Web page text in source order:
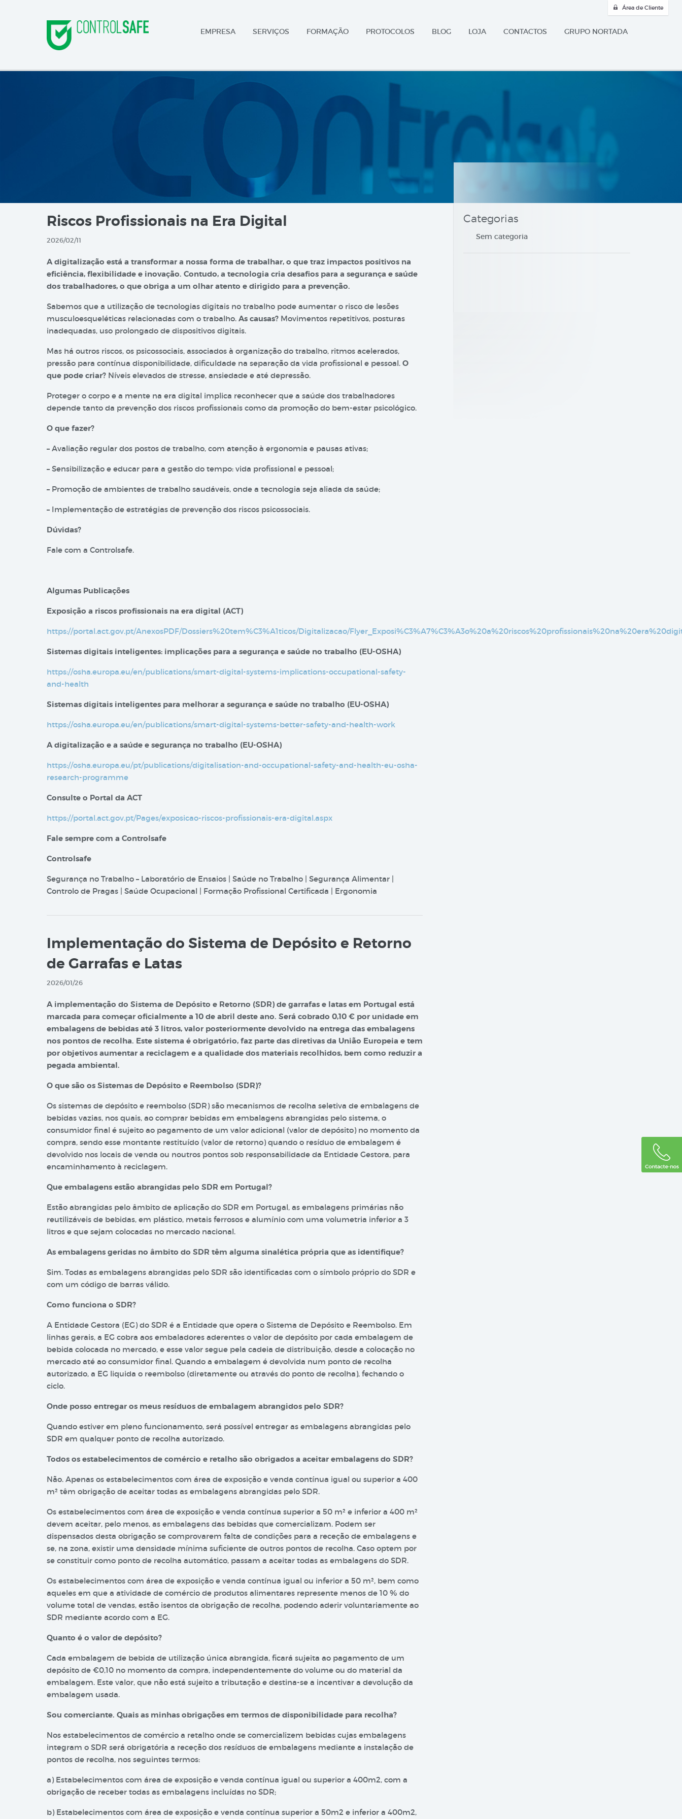
Área de Cliente
EMPRESA SERVIÇOS FORMAÇÃO PROTOCOLOS BLOG LOJA CONTACTOS GRUPO NORTADA
Riscos Profissionais na Era Digital
2026/02/11
A digitalização está a transformar a nossa forma de trabalhar, o que traz impactos positivos na
eficiência, flexibilidade e inovação. Contudo, a tecnologia cria desafios para a segurança e saúde
dos trabalhadores, o que obriga a um olhar atento e dirigido para a prevenção.
Sabemos que a utilização de tecnologias digitais no trabalho pode aumentar o risco de lesões
musculoesqueléticas relacionadas com o trabalho. As causas? Movimentos repetitivos, posturas
inadequadas, uso prolongado de dispositivos digitais.
Mas há outros riscos, os psicossociais, associados à organização do trabalho, ritmos acelerados,
pressão para contínua disponibilidade, dificuldade na separação da vida profissional e pessoal. O
que pode criar? Níveis elevados de stresse, ansiedade e até depressão.
Proteger o corpo e a mente na era digital implica reconhecer que a saúde dos trabalhadores
depende tanto da prevenção dos riscos profissionais como da promoção do bem-estar psicológico.
O que fazer?
– Avaliação regular dos postos de trabalho, com atenção à ergonomia e pausas ativas;
– Sensibilização e educar para a gestão do tempo: vida profissional e pessoal;
– Promoção de ambientes de trabalho saudáveis, onde a tecnologia seja aliada da saúde;
– Implementação de estratégias de prevenção dos riscos psicossociais.
Dúvidas?
Fale com a Controlsafe.
Algumas Publicações
Exposição a riscos profissionais na era digital​ (ACT)
https://portal.act.gov.pt/AnexosPDF/Dossiers%20tem%C3%A1ticos/Digitalizacao/
Sistemas digitais inteligentes: implicações para a segurança e saúde no trabalho (EU-OSHA)
https://osha.europa.eu/en/publications/smart-digital-systems-implications-occupational-safety-
and-health
Sistemas digitais inteligentes para melhorar a segurança e saúde no trabalho​​ (EU-OSHA)
https://osha.europa.eu/en/publications/smart-digital-systems-better-safety-and-health-work
A digitalização e a saúde e segurança no trabalho (EU-OSHA)
https://osha.europa.eu/pt/publications/digitalisation-and-occupational-safety-and-health-eu-osha-
research-programme
Consulte o Portal da ACT
https://portal.act.gov.pt/Pages/exposicao-riscos-profissionais-era-digital.aspx
Fale sempre com a Controlsafe
Controlsafe
Segurança no Trabalho – Laboratório de Ensaios | Saúde no Trabalho | Segurança Alimentar |
Controlo de Pragas | Saúde Ocupacional | Formação Profissional Certificada | Ergonomia
Implementação do Sistema de Depósito e Retorno
de Garrafas e Latas
2026/01/26
A implementação do Sistema de Depósito e Retorno (SDR) de garrafas e latas em Portugal está
marcada para começar oficialmente a 10 de abril deste ano. Será cobrado 0,10 € por unidade em
embalagens de bebidas até 3 litros, valor posteriormente devolvido na entrega das embalagens
nos pontos de recolha. Este sistema é obrigatório, faz parte das diretivas da União Europeia e tem
por objetivos aumentar a reciclagem e a qualidade dos materiais recolhidos, bem como reduzir a
pegada ambiental.
O que são os Sistemas de Depósito e Reembolso (SDR)?
Os sistemas de depósito e reembolso (SDR) são mecanismos de recolha seletiva de embalagens de
bebidas vazias, nos quais, ao comprar bebidas em embalagens abrangidas pelo sistema, o
consumidor final é sujeito ao pagamento de um valor adicional (valor de depósito) no momento da
compra, sendo esse montante restituído (valor de retorno) quando o resíduo de embalagem é
devolvido nos locais de venda ou noutros pontos sob responsabilidade da Entidade Gestora, para
encaminhamento à reciclagem.
Que embalagens estão abrangidas pelo SDR em Portugal?
Estão abrangidas pelo âmbito de aplicação do SDR em Portugal, as embalagens primárias não
reutilizáveis de bebidas, em plástico, metais ferrosos e alumínio com uma volumetria inferior a 3
litros e que sejam colocadas no mercado nacional.
As embalagens geridas no âmbito do SDR têm alguma sinalética própria que as identifique?
Sim. Todas as embalagens abrangidas pelo SDR são identificadas com o símbolo próprio do SDR e
com um código de barras válido.
Como funciona o SDR?
A Entidade Gestora (EG) do SDR é a Entidade que opera o Sistema de Depósito e Reembolso. Em
linhas gerais, a EG cobra aos embaladores aderentes o valor de depósito por cada embalagem de
bebida colocada no mercado, e esse valor segue pela cadeia de distribuição, desde a colocação no
mercado até ao consumidor final. Quando a embalagem é devolvida num ponto de recolha
autorizado, a EG liquida o reembolso (diretamente ou através do ponto de recolha), fechando o
ciclo.
Onde posso entregar os meus resíduos de embalagem abrangidos pelo SDR?
Quando estiver em pleno funcionamento, será possível entregar as embalagens abrangidas pelo
SDR em qualquer ponto de recolha autorizado.
Todos os estabelecimentos de comércio e retalho são obrigados a aceitar embalagens do SDR?
Não. Apenas os estabelecimentos com área de exposição e venda contínua igual ou superior a 400
m² têm obrigação de aceitar todas as embalagens abrangidas pelo SDR.
Os estabelecimentos com área de exposição e venda contínua superior a 50 m² e inferior a 400 m²
devem aceitar, pelo menos, as embalagens das bebidas que comercializam. Podem ser
dispensados desta obrigação se comprovarem falta de condições para a receção de embalagens e
se, na zona, existir uma densidade mínima suficiente de outros pontos de recolha. Caso optem por
se constituir como ponto de recolha automático, passam a aceitar todas as embalagens do SDR.
Os estabelecimentos com área de exposição e venda contínua igual ou inferior a 50 m², bem como
aqueles em que a atividade de comércio de produtos alimentares represente menos de 10 % do
volume total de vendas, estão isentos da obrigação de recolha, podendo aderir voluntariamente ao
SDR mediante acordo com a EG.
Quanto é o valor de depósito?
Cada embalagem de bebida de utilização única abrangida, ficará sujeita ao pagamento de um
depósito de €0,10 no momento da compra, independentemente do volume ou do material da
embalagem. Este valor, que não está sujeito a tributação e destina-se a incentivar a devolução da
embalagem usada.
Sou comerciante. Quais as minhas obrigações em termos de disponibilidade para recolha?
Nos estabelecimentos de comércio a retalho onde se comercializem bebidas cujas embalagens
integram o SDR será obrigatória a receção dos resíduos de embalagens mediante a instalação de
pontos de recolha, nos seguintes termos:
a) Estabelecimentos com área de exposição e venda contínua igual ou superior a 400m2, com a
obrigação de receber todas as embalagens incluídas no SDR;
b) Estabelecimentos com área de exposição e venda contínua superior a 50m2 e inferior a 400m2,
Categorias
Sem categoria